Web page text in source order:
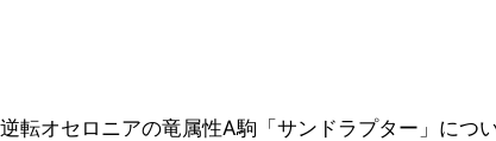
逆転オセロニアの竜属性A駒「サンドラプター」につ